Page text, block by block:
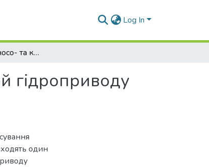
Log In
Підвищення зносо- та корозійної стійкості деталей гідроприводу тракторної техніки
гідроприводу
один